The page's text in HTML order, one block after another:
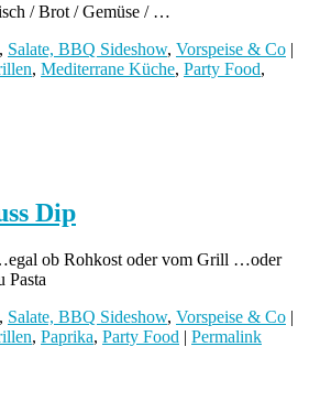
/ Brot / Gemüse / …
, Salate, BBQ Sideshow, Vorspeise & Co |
, Mediterrane Küche, Party Food,
Dip
ob Rohkost oder vom Grill …oder
Pasta
, Salate, BBQ Sideshow, Vorspeise & Co |
, Paprika, Party Food | Permalink